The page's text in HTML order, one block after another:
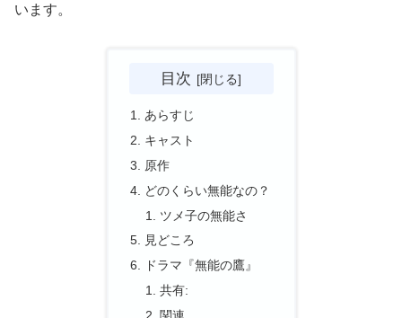
います。
目次
あらすじ
キャスト
原作
どのくらい無能なの？
ツメ子の無能さ
見どころ
ドラマ『無能の鷹』
共有: